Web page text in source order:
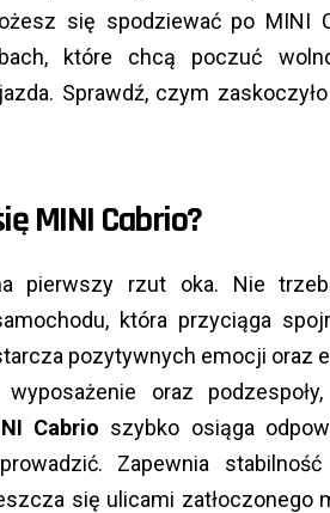
się spodziewać po MINI
które chcą poczuć
Sprawdź, czym zaskoczyło
MINI Cabrio?
pierwszy rzut oka. Nie
która przyciąga
pozytywnych emocji oraz
oraz
Cabrio szybko osiąga
Zapewnia
się ulicami zatłoczonego